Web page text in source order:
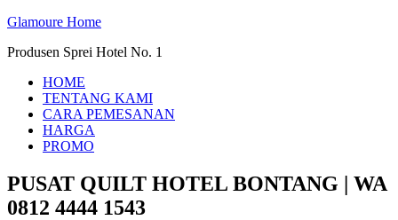
Loncat
konten
Glamoure Home
Produsen Sprei Hotel No. 1
HOME
TENTANG KAMI
CARA PEMESANAN
HARGA
PROMO
PUSAT QUILT HOTEL BONTANG | WA
0812 4444 1543